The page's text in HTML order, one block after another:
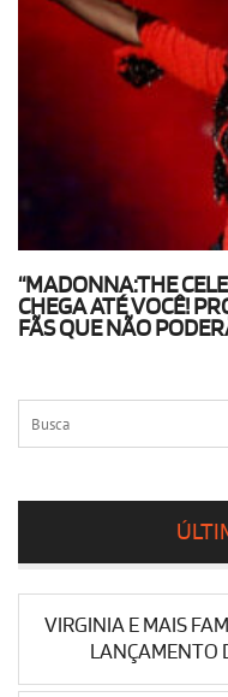
“MADONNA:THE
CHEGA ATÉ VOCÊ!
FÃS QUE NÃO
VIRGINIA E MAIS
LANÇAMENTO